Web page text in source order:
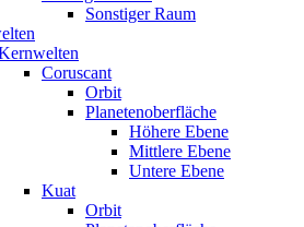
Sonstiger Raum
Coruscant
Orbit
Planetenoberfläche
Höhere Ebene
Mittlere Ebene
Untere Ebene
Kuat
Orbit